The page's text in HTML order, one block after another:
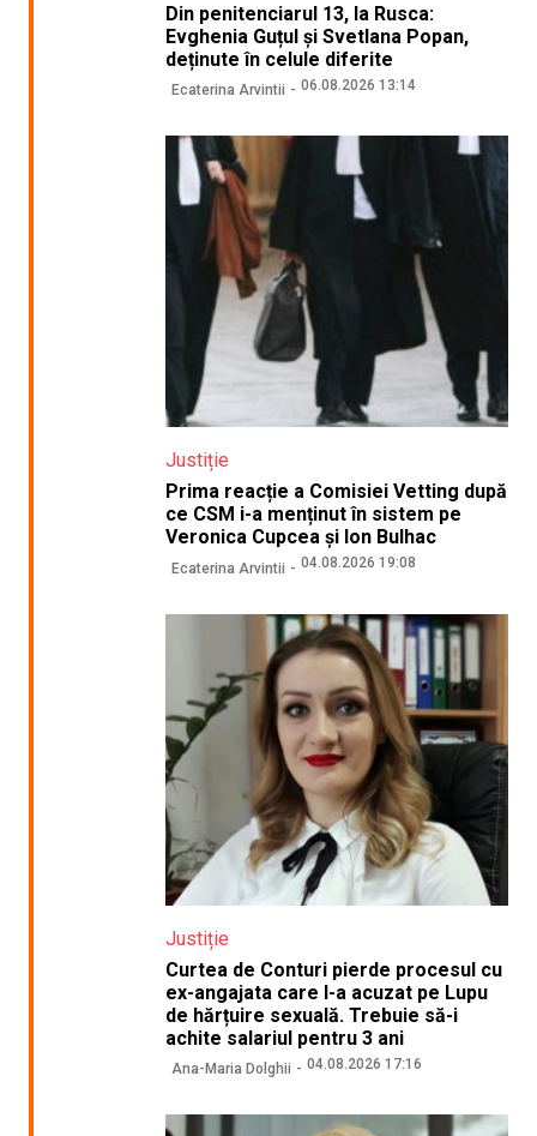
Din penitenciarul 13, la Rusca:
Evghenia Guțul și Svetlana Popan,
deținute în celule diferite
Ecaterina Arvintii 06.08.2026 13:14
Justiție
Prima reacție a Comisiei Vetting după
ce CSM i-a menținut în sistem pe
Veronica Cupcea și Ion Bulhac
Ecaterina Arvintii 04.08.2026 19:08
Justiție
Curtea de Conturi pierde procesul cu
ex-angajata care l-a acuzat pe Lupu
de hărțuire sexuală. Trebuie să-i
achite salariul pentru 3 ani
Ana-Maria Dolghii 04.08.2026 17:16